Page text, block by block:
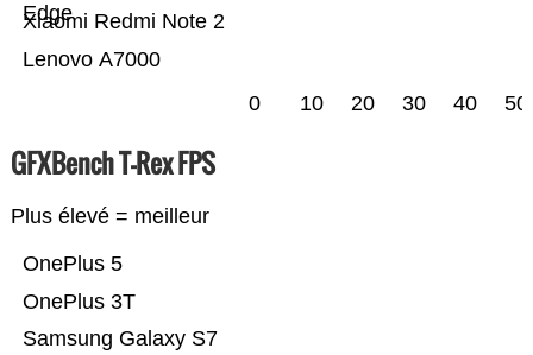
Lenovo A7000
Xiaomi Redmi Note 2
Edge
0 10 20 30 40 50
GFXBench T-Rex FPS
Plus élevé = meilleur
Samsung Galaxy S7
OnePlus 3T
OnePlus 5